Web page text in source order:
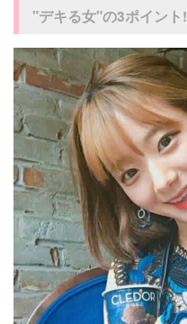
"デキる女"の3ポイント!